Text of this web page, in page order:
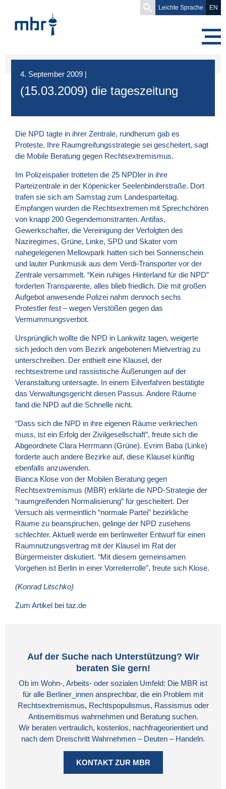
Search
for:
Leichte Sprache EN
4. September 2009 |
(15.03.2009) die tageszeitung
Die NPD tagte in ihrer Zentrale, rundherum gab es
Proteste. Ihre Raumgreifungsstrategie sei gescheitert, sagt
die Mobile Beratung gegen Rechtsextremismus.
Im Polizeispalier trotteten die 25 NPDler in ihre
Parteizentrale in der Köpenicker Seelenbinderstraße. Dort
trafen sie sich am Samstag zum Landesparteitag.
Empfangen wurden die Rechtsextremen mit Sprechchören
von knapp 200 Gegendemonstranten. Antifas,
Gewerkschafter, die Vereinigung der Verfolgten des
Naziregimes, Grüne, Linke, SPD und Skater vom
nahegelegenen Mellowpark hatten sich bei Sonnenschein
und lauter Punkmusik aus dem Verdi-Transporter vor der
Zentrale versammelt. “Kein ruhiges Hinterland für die NPD”
forderten Transparente, alles blieb friedlich. Die mit großen
Aufgebot anwesende Polizei nahm dennoch sechs
Protestler fest – wegen Verstößen gegen das
Vermummungsverbot.
Ursprünglich wollte die NPD in Lankwitz tagen, weigerte
sich jedoch den vom Bezirk angebotenen Mietvertrag zu
unterschreiben. Der enthielt eine Klausel, der
rechtsextreme und rassistische Äußerungen auf der
Veranstaltung untersagte. In einem Eilverfahren bestätigte
das Verwaltungsgericht diesen Passus. Andere Räume
fand die NPD auf die Schnelle nicht.
“Dass sich die NPD in ihre eigenen Räume verkriechen
muss, ist ein Erfolg der Zivilgesellschaft”, freute sich die
Abgeordnete Clara Herrmann (Grüne). Evrim Baba (Linke)
forderte auch andere Bezirke auf, diese Klausel künftig
ebenfalls anzuwenden.
Bianca Klose von der Mobilen Beratung gegen
Rechtsextremismus (MBR) erklärte die NPD-Strategie der
“raumgreifenden Normalisierung” für gescheitert. Der
Versuch als vermeintlich “normale Partei” bezirkliche
Räume zu beanspruchen, gelinge der NPD zusehens
schlechter. Aktuell werde ein berlinweiter Entwurf für einen
Raumnutzungsvertrag mit der Klausel im Rat der
Bürgermeister diskutiert. “Mit diesem gemeinsamen
Vorgehen ist Berlin in einer Vorreiterrolle”, freute sich Klose.
(Konrad Litschko)
Zum Artikel bei taz.de
Auf der Suche nach Unterstützung? Wir
beraten Sie gern!
Ob im Wohn-, Arbeits- oder sozialen Umfeld: Die MBR ist
für alle Berliner_innen ansprechbar, die ein Problem mit
Rechtsextremismus, Rechtspopulismus, Rassismus oder
Antisemitismus wahrnehmen und Beratung suchen.
Wir beraten vertraulich, kostenlos, nachfrageorientiert und
nach dem Dreischritt Wahrnehmen – Deuten – Handeln.
KONTAKT ZUR MBR